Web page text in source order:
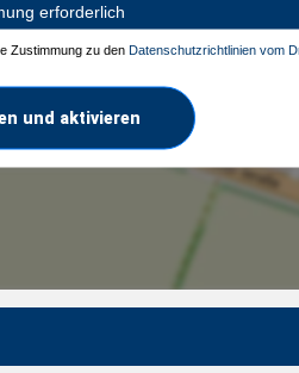
erforderlich
Zustimmung zu den Datenschutzrichtlinien vom
und aktivieren